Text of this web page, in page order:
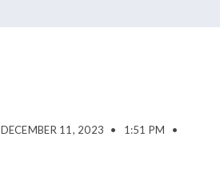
DECEMBER 11, 2023 • 1:51 PM
•